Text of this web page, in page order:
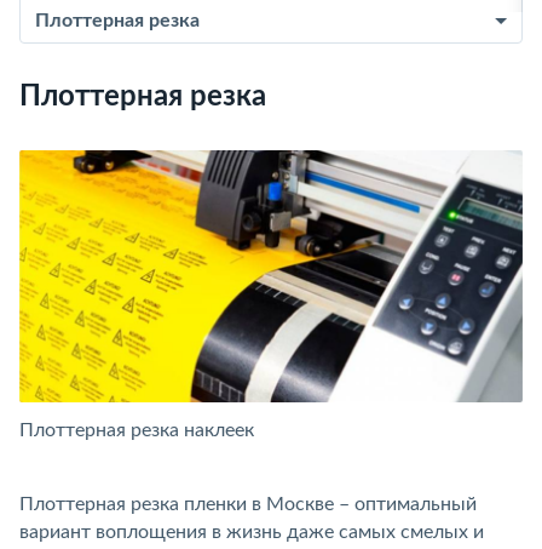
Плоттерная резка
Плоттерная резка
Плоттерная резка наклеек
Плоттерная резка пленки в Москве – оптимальный
вариант воплощения в жизнь даже самых смелых и